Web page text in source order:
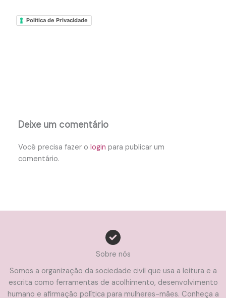
Política de Privacidade
Deixe um comentário
Você precisa fazer ologin para publicar um
comentário.
Sobre nós
Somos a organização da sociedade civil que usa a leitura e a
escrita como ferramentas de acolhimento, desenvolvimento
humano e afirmação política para mulheres-mães. Conheça a